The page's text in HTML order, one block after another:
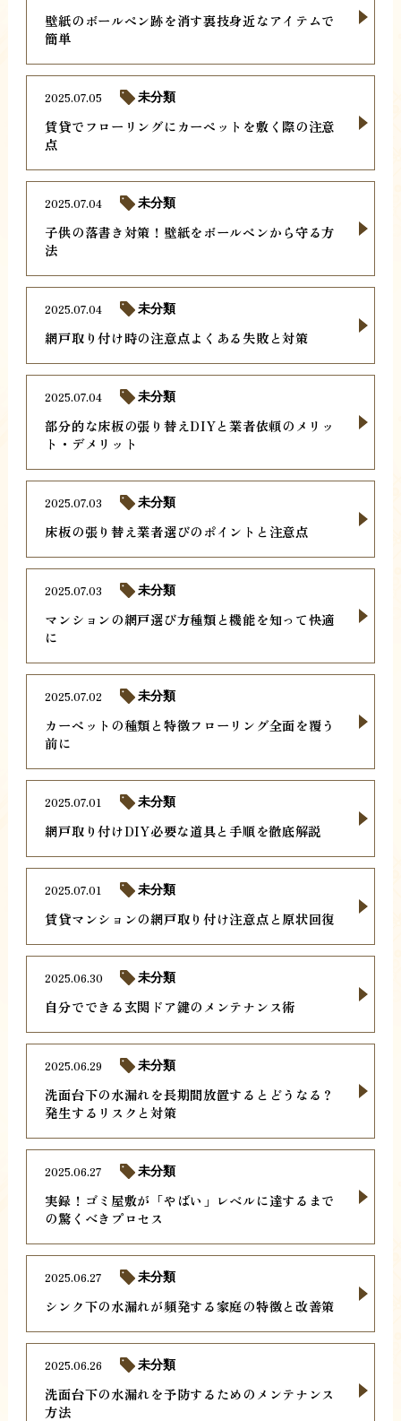
壁紙のボールペン跡を消す裏技身近なアイテムで
簡単
賃貸でフローリングにカーペットを敷く際の注意
点
2025.07.05 未分類
子供の落書き対策！壁紙をボールペンから守る方
法
2025.07.04 未分類
網戸取り付け時の注意点よくある失敗と対策
2025.07.04 未分類
部分的な床板の張り替えDIYと業者依頼のメリッ
ト・デメリット
2025.07.04 未分類
床板の張り替え業者選びのポイントと注意点
2025.07.03 未分類
マンションの網戸選び方種類と機能を知って快適
に
2025.07.03 未分類
カーペットの種類と特徴フローリング全面を覆う
前に
2025.07.02 未分類
網戸取り付けDIY必要な道具と手順を徹底解説
2025.07.01 未分類
賃貸マンションの網戸取り付け注意点と原状回復
2025.07.01 未分類
自分でできる玄関ドア鍵のメンテナンス術
2025.06.30 未分類
洗面台下の水漏れを長期間放置するとどうなる？
発生するリスクと対策
2025.06.29 未分類
実録！ゴミ屋敷が「やばい」レベルに達するまで
の驚くべきプロセス
2025.06.27 未分類
シンク下の水漏れが頻発する家庭の特徴と改善策
2025.06.27 未分類
洗面台下の水漏れを予防するためのメンテナンス
方法
2025.06.26 未分類